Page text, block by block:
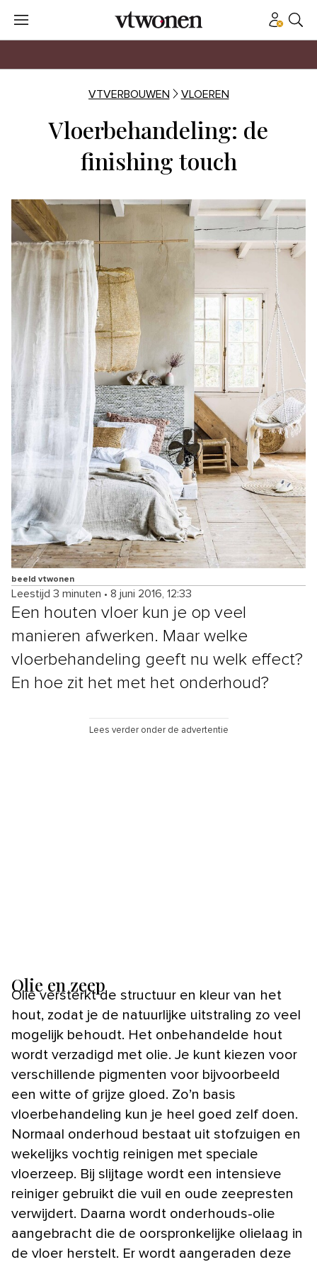
VTVERBOUWEN VLOEREN
Vloerbehandeling: de
finishing touch
beeld vtwonen
Leestijd 3 minuten • 8 juni 2016, 12:33
Een houten vloer kun je op veel
manieren afwerken. Maar welke
vloerbehandeling geeft nu welk effect?
En hoe zit het met het onderhoud?
Lees verder onder de advertentie
Olie en zeep
Olie versterkt de structuur en kleur van het
hout, zodat je de natuurlijke uitstraling zo veel
mogelijk behoudt. Het onbehandelde hout
wordt verzadigd met olie. Je kunt kiezen voor
verschillende pigmenten voor bijvoorbeeld
een witte of grijze gloed. Zo’n basis
vloerbehandeling kun je heel goed zelf doen.
Normaal onderhoud bestaat uit stofzuigen en
wekelijks vochtig reinigen met speciale
vloerzeep. Bij slijtage wordt een intensieve
reiniger gebruikt die vuil en oude zeepresten
verwijdert. Daarna wordt onderhouds-olie
aangebracht die de oorspronkelijke olielaag in
de vloer herstelt. Er wordt aangeraden deze